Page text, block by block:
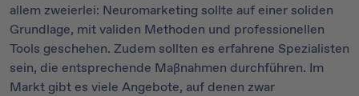
allem zweierlei: Neuromarketing sollte auf einer soliden
Grundlage, mit validen Methoden und professionellen
Tools geschehen. Zudem sollten es erfahrene Spezialisten
sein, die entsprechende Maßnahmen durchführen. Im
Markt gibt es viele Angebote, auf denen zwar